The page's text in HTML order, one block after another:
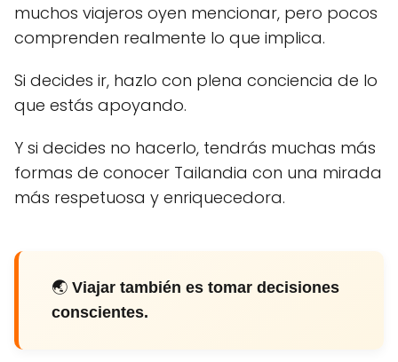
muchos viajeros oyen mencionar, pero pocos
comprenden realmente lo que implica.
Si decides ir, hazlo con plena conciencia de lo
que estás apoyando.
Y si decides no hacerlo, tendrás muchas más
formas de conocer Tailandia con una mirada
más respetuosa y enriquecedora.
🌏 Viajar también es tomar decisiones
conscientes.